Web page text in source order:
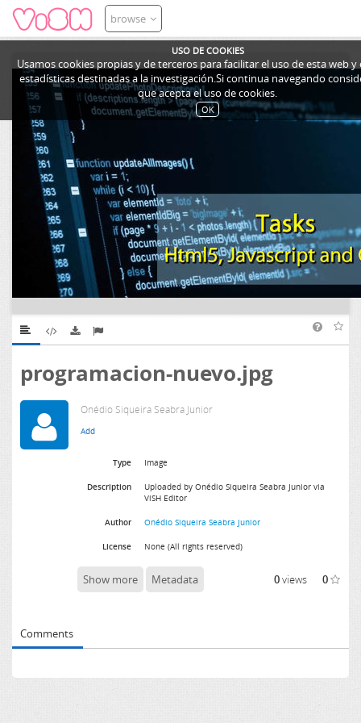
USO DE COOKIES
Usamos cookies propias y de terceros para facilitar el uso de esta web
estadísticas destinadas a la investigación.Si continua navegando
que acepta el uso de cookies.
OK
browse
programacion-nuevo.jpg
Onédio Siqueira Seabra Junior
Type Image
Description
Uploaded by Onédio Siqueira Seabra Junior via
ViSH Editor
Author Onédio Siqueira Seabra Junior
License None (All rights reserved)
Show more Metadata 0views 0
Comments